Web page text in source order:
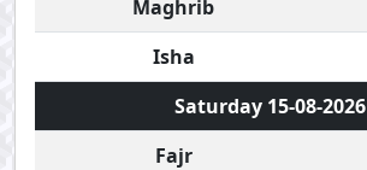
Maghrib
Isha
Saturday 15-08-2026
Fajr